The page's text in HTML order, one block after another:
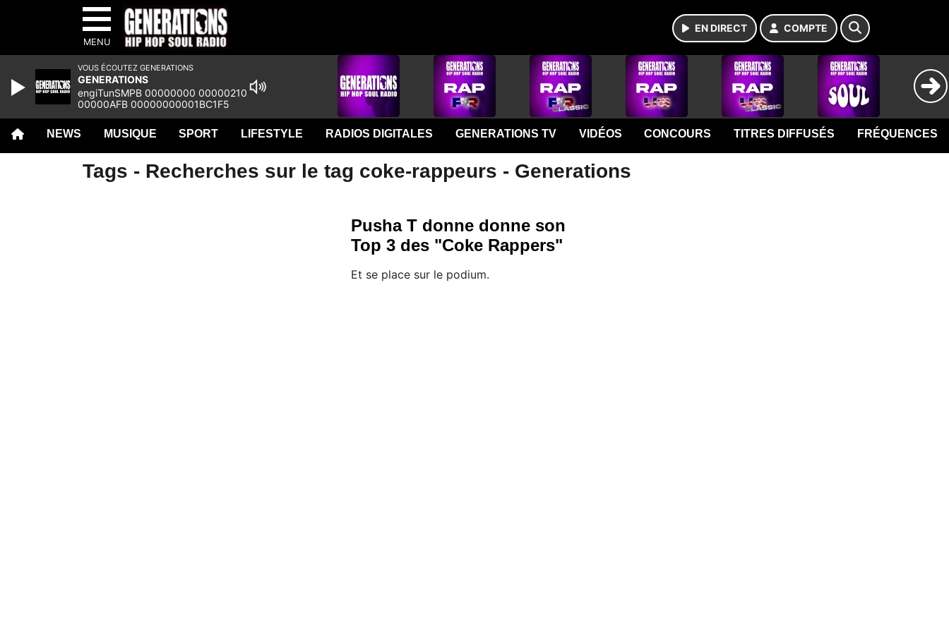
MENU
EN DIRECT COMPTE
NEWS MUSIQUE SPORT LIFESTYLE RADIOS DIGITALES GENERATIONS TV VIDÉOS CONCOURS TITRES DIFFUSÉS FRÉQUENCES
Tags - Recherches sur le tag coke-rappeurs - Generations
Pusha T donne donne son
Top 3 des "Coke Rappers"
Et se place sur le podium.
VOUS ÉCOUTEZ GENERATIONS
GENERATIONS
engiTunSMPB 00000000 00000210
00000AFB 00000000001BC1F5
00000000 00000000 00000000
00000000 00000000